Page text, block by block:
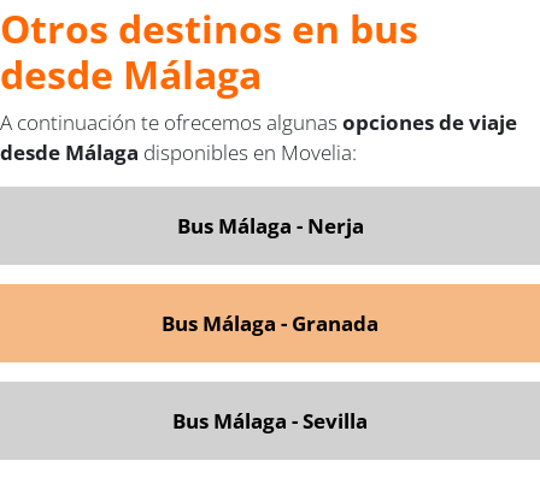
Otros destinos en bus
desde Málaga
A continuación te ofrecemos algunas opciones de viaje
desde Málaga disponibles en Movelia:
Bus Málaga - Nerja
Bus Málaga - Granada
Bus Málaga - Sevilla